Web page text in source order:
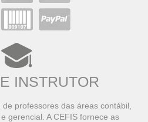
INSTRUTOR
professores das áreas contábil,
gerencial. A CEFIS fornece as